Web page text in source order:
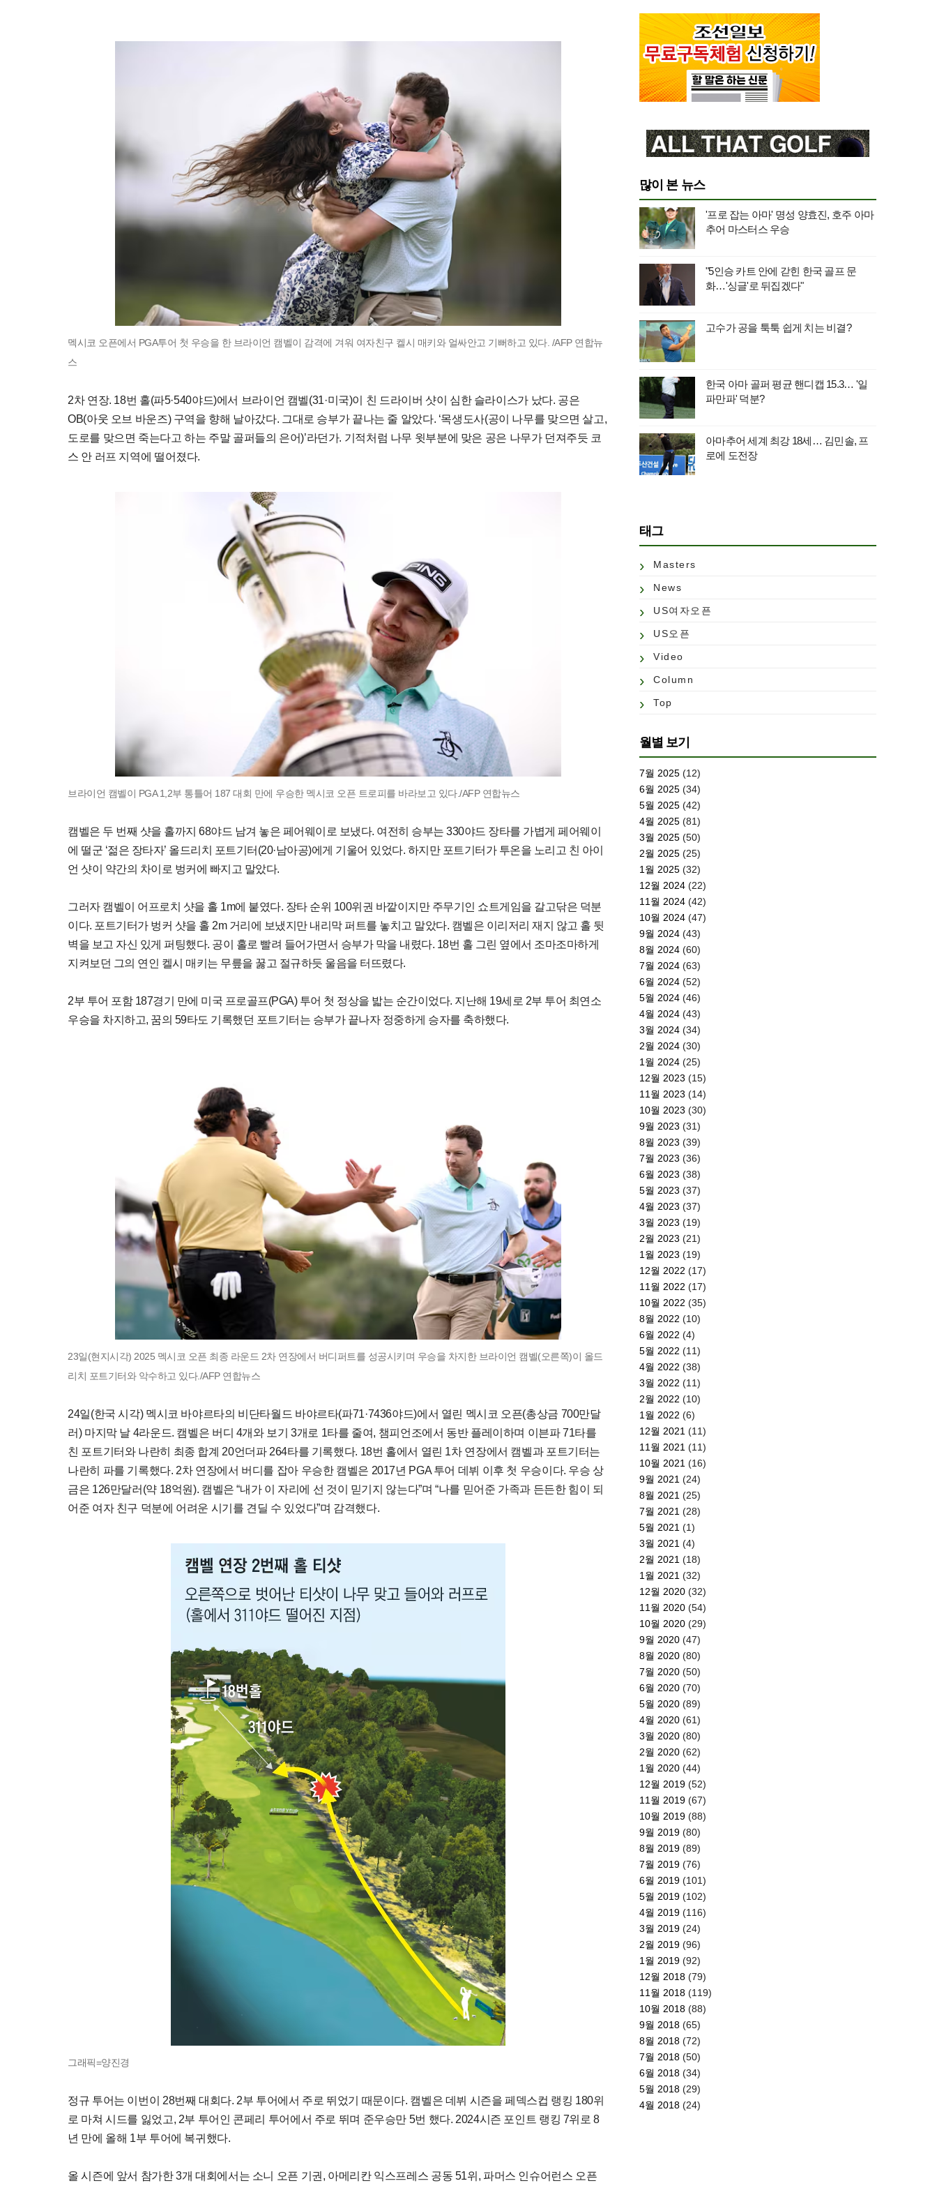
멕시코 오픈에서 PGA투어 첫 우승을 한 브라이언 캠벨이 감격에 겨워 여자친구 켈시 매키와 얼싸안고 기뻐하고 있다. /AFP 연합뉴
스
2차 연장. 18번 홀(파5·540야드)에서 브라이언 캠벨(31·미국)이 친 드라이버 샷이 심한 슬라이스가 났다. 공은
OB(아웃 오브 바운즈) 구역을 향해 날아갔다. 그대로 승부가 끝나는 줄 알았다. ‘목생도사(공이 나무를 맞으면 살고,
도로를 맞으면 죽는다고 하는 주말 골퍼들의 은어)’라던가. 기적처럼 나무 윗부분에 맞은 공은 나무가 던져주듯 코
스 안 러프 지역에 떨어졌다.
브라이언 캠벨이 PGA 1,2부 통틀어 187 대회 만에 우승한 멕시코 오픈 트로피를 바라보고 있다./AFP 연합뉴스
캠벨은 두 번째 샷을 홀까지 68야드 남겨 놓은 페어웨이로 보냈다. 여전히 승부는 330야드 장타를 가볍게 페어웨이
에 떨군 ‘젊은 장타자’ 올드리치 포트기터(20·남아공)에게 기울어 있었다. 하지만 포트기터가 투온을 노리고 친 아이
언 샷이 약간의 차이로 벙커에 빠지고 말았다.
그러자 캠벨이 어프로치 샷을 홀 1m에 붙였다. 장타 순위 100위권 바깥이지만 주무기인 쇼트게임을 갈고닦은 덕분
이다. 포트기터가 벙커 샷을 홀 2m 거리에 보냈지만 내리막 퍼트를 놓치고 말았다. 캠벨은 이리저리 재지 않고 홀 뒷
벽을 보고 자신 있게 퍼팅했다. 공이 홀로 빨려 들어가면서 승부가 막을 내렸다. 18번 홀 그린 옆에서 조마조마하게
지켜보던 그의 연인 켈시 매키는 무릎을 꿇고 절규하듯 울음을 터뜨렸다.
2부 투어 포함 187경기 만에 미국 프로골프(PGA) 투어 첫 정상을 밟는 순간이었다. 지난해 19세로 2부 투어 최연소
우승을 차지하고, 꿈의 59타도 기록했던 포트기터는 승부가 끝나자 정중하게 승자를 축하했다.
23일(현지시각) 2025 멕시코 오픈 최종 라운드 2차 연장에서 버디퍼트를 성공시키며 우승을 차지한 브라이언 캠벨(오른쪽)이 올드
리치 포트기터와 악수하고 있다./AFP 연합뉴스
24일(한국 시각) 멕시코 바야르타의 비단타월드 바야르타(파71·7436야드)에서 열린 멕시코 오픈(총상금 700만달
러) 마지막 날 4라운드. 캠벨은 버디 4개와 보기 3개로 1타를 줄여, 챔피언조에서 동반 플레이하며 이븐파 71타를
친 포트기터와 나란히 최종 합계 20언더파 264타를 기록했다. 18번 홀에서 열린 1차 연장에서 캠벨과 포트기터는
나란히 파를 기록했다. 2차 연장에서 버디를 잡아 우승한 캠벨은 2017년 PGA 투어 데뷔 이후 첫 우승이다. 우승 상
금은 126만달러(약 18억원). 캠벨은 “내가 이 자리에 선 것이 믿기지 않는다”며 “나를 믿어준 가족과 든든한 힘이 되
어준 여자 친구 덕분에 어려운 시기를 견딜 수 있었다”며 감격했다.
그래픽=양진경
정규 투어는 이번이 28번째 대회다. 2부 투어에서 주로 뛰었기 때문이다. 캠벨은 데뷔 시즌을 페덱스컵 랭킹 180위
로 마쳐 시드를 잃었고, 2부 투어인 콘페리 투어에서 주로 뛰며 준우승만 5번 했다. 2024시즌 포인트 랭킹 7위로 8
년 만에 올해 1부 투어에 복귀했다.
올 시즌에 앞서 참가한 3개 대회에서는 소니 오픈 기권, 아메리칸 익스프레스 공동 51위, 파머스 인슈어런스 오픈
많이 본 뉴스
'프로 잡는 아마' 명성 양효진, 호주 아마
추어 마스터스 우승
"5인승 카트 안에 갇힌 한국 골프 문
화…'싱글'로 뒤집겠다"
고수가 공을 툭툭 쉽게 치는 비결?
한국 아마 골퍼 평균 핸디캡 15.3… '일
파만파' 덕분?
아마추어 세계 최강 18세… 김민솔, 프
로에 도전장
태그
Masters
News
US여자오픈
US오픈
Video
Column
Top
월별 보기
7월 2025 (12)
6월 2025 (34)
5월 2025 (42)
4월 2025 (81)
3월 2025 (50)
2월 2025 (25)
1월 2025 (32)
12월 2024 (22)
11월 2024 (42)
10월 2024 (47)
9월 2024 (43)
8월 2024 (60)
7월 2024 (63)
6월 2024 (52)
5월 2024 (46)
4월 2024 (43)
3월 2024 (34)
2월 2024 (30)
1월 2024 (25)
12월 2023 (15)
11월 2023 (14)
10월 2023 (30)
9월 2023 (31)
8월 2023 (39)
7월 2023 (36)
6월 2023 (38)
5월 2023 (37)
4월 2023 (37)
3월 2023 (19)
2월 2023 (21)
1월 2023 (19)
12월 2022 (17)
11월 2022 (17)
10월 2022 (35)
8월 2022 (10)
6월 2022 (4)
5월 2022 (11)
4월 2022 (38)
3월 2022 (11)
2월 2022 (10)
1월 2022 (6)
12월 2021 (11)
11월 2021 (11)
10월 2021 (16)
9월 2021 (24)
8월 2021 (25)
7월 2021 (28)
5월 2021 (1)
3월 2021 (4)
2월 2021 (18)
1월 2021 (32)
12월 2020 (32)
11월 2020 (54)
10월 2020 (29)
9월 2020 (47)
8월 2020 (80)
7월 2020 (50)
6월 2020 (70)
5월 2020 (89)
4월 2020 (61)
3월 2020 (80)
2월 2020 (62)
1월 2020 (44)
12월 2019 (52)
11월 2019 (67)
10월 2019 (88)
9월 2019 (80)
8월 2019 (89)
7월 2019 (76)
6월 2019 (101)
5월 2019 (102)
4월 2019 (116)
3월 2019 (24)
2월 2019 (96)
1월 2019 (92)
12월 2018 (79)
11월 2018 (119)
10월 2018 (88)
9월 2018 (65)
8월 2018 (72)
7월 2018 (50)
6월 2018 (34)
5월 2018 (29)
4월 2018 (24)